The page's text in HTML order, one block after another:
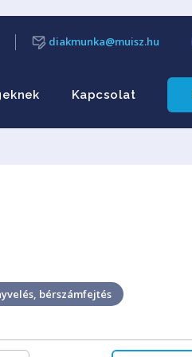
diakmunka@muisz.hu
Kapcsolat
bérszámfejtés